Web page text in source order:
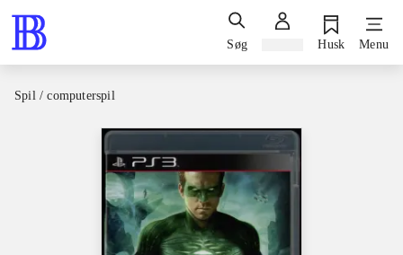
Søg Husk Menu
Spil / computerspil